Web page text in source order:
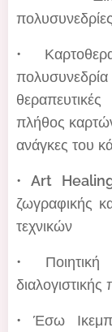
•
πλήθος
ανάγκες του
•Art
ζωγραφικής
τεχνικών
•
διαλογιστικής
• Έσω